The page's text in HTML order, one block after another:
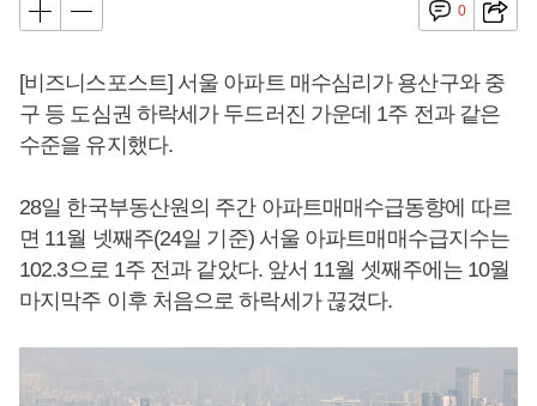
0
[비즈니스포스트] 서울 아파트 매수심리가 용산구와 중
구 등 도심권 하락세가 두드러진 가운데 1주 전과 같은
수준을 유지했다.
28일 한국부동산원의 주간 아파트매매수급동향에 따르
면 11월 넷째주(24일 기준) 서울 아파트매매수급지수는
102.3으로 1주 전과 같았다. 앞서 11월 셋째주에는 10월
마지막주 이후 처음으로 하락세가 끊겼다.